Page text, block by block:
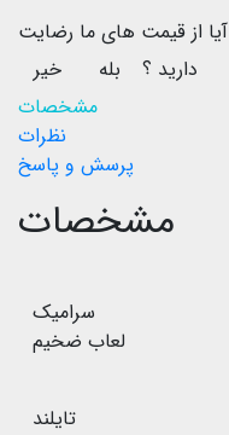
آیا از قیمت های ما رضایت
دارید ؟
بله
خیر
مشخصات
نظرات
پرسش و پاسخ
مشخصات
سرامیک
لعاب ضخیم
تایلند